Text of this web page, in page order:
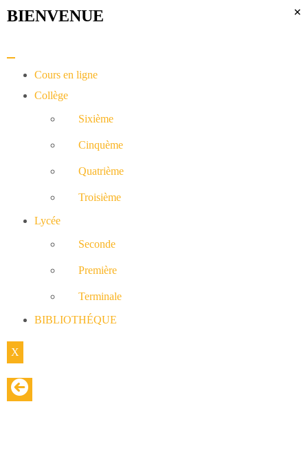
BIENVENUE​
Cours en ligne
Collège
Sixième
Cinquème
Quatrième
Troisième
Lycée
Seconde
Première
Terminale
BIBLIOTHÉQUE
X
×